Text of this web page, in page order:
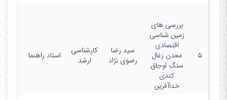
۵
بررسی های
زمین شناسی
اقتصادی
معدن زغال
سنگ اوجاق
کندی
خداآفرین
سید رضا
رضوی ن‍ژاد
کارشناسی
ارشد
استاد راهنما
اهر